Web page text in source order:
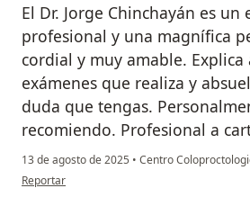
El Dr. Jorge Chinchayán es un
profesional y una magnífica
cordial y muy amable.
exámenes que realiza y
duda que tengas.
recomiendo. Profesional a
13 de agosto de 2025 • Centro
en opinión del usuario Juan M.
Reportar